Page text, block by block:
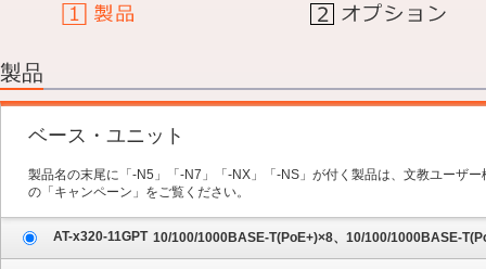
3.保守サービス
4.内容の確認
製品
ベース・ユニット
製品名の末尾に「-N5」「-N7」「-NX」「-NS」が付く製品は、文教ユーザ
の「キャンペーン」をご覧ください。
AT-x320-11GPT 10/100/1000BASE-T(PoE+)×8、10/100/1000BASE-